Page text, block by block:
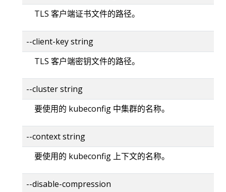
TLS 客户端证书文件的路径。
--client-key string
TLS 客户端密钥文件的路径。
--cluster string
要使用的 kubeconfig 中集群的名称。
--context string
要使用的 kubeconfig 上下文的名称。
--disable-compression